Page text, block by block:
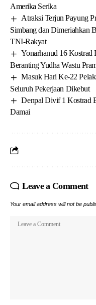
Amerika Serika
Atraksi Terjun Payung
Simbang dan Dimeriahkan
TNI-Rakyat
Yonarhanud 16 Kostrad
Beranting Yudha Wastu
Masuk Hari Ke-22
Seluruh Pekerjaan Dikebut
Denpal Divif 1 Kostrad
Damai
Leave a Comment
Your email address will not be